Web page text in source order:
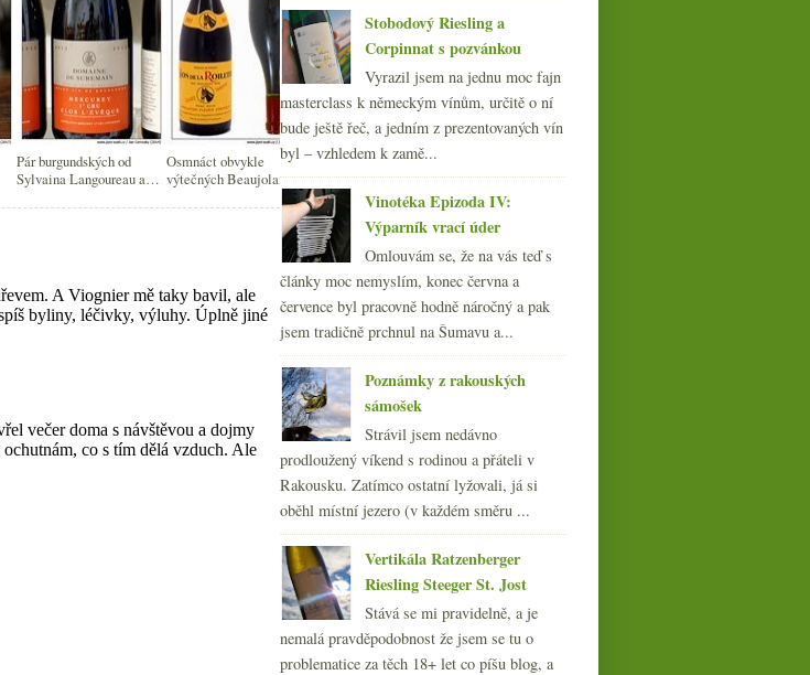
Pár burgundských od
Sylvaina Langoureau a
Osmnáct obvykle
výtečných Beaujolais
Druhé úterý v říjnu aneb
jiná Beaujolais
Stobodový Riesling a
Corpinnat s pozvánkou
Vyrazil jsem na jednu moc fajn
masterclass k německým vínům, určitě o ní
bude ještě řeč, a jedním z prezentovaných vín
byl – vzhledem k zamě...
Vinotéka Epizoda IV:
Výparník vrací úder
Omlouvám se, že na vás teď s
články moc nemyslím, konec června a
července byl pracovně hodně náročný a pak
jsem tradičně prchnul na Šumavu a...
Poznámky z rakouských
sámošek
Strávil jsem nedávno
prodloužený víkend s rodinou a přáteli v
Rakousku. Zatímco ostatní lyžovali, já si
oběhl místní jezero (v každém směru ...
Vertikála Ratzenberger
Riesling Steeger St. Jost
Stává se mi pravidelně, a je
nemalá pravděpodobnost že jsem se tu o
problematice za těch 18+ let co píšu blog, a